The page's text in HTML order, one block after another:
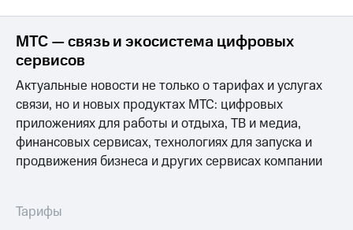
SIM-
для
иностранцев
Оформить
чистый
номер
Выбрать
красивый
Выберите
ТВ
с выгодным
Тарифы
Интернет,
ТВ и телефон
МТС — связь и экосистема цифровых
сервисов
Актуальные новости не только о тарифах и услугах
связи, но и новых продуктах МТС: цифровых
приложениях для работы и отдыха, ТВ и медиа,
финансовых сервисах, технологиях для запуска и
продвижения бизнеса и других сервисах компании
Тарифы